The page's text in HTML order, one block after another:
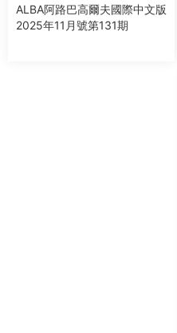
ALBA阿路巴高爾夫國際中文版
2025年11月號第131期